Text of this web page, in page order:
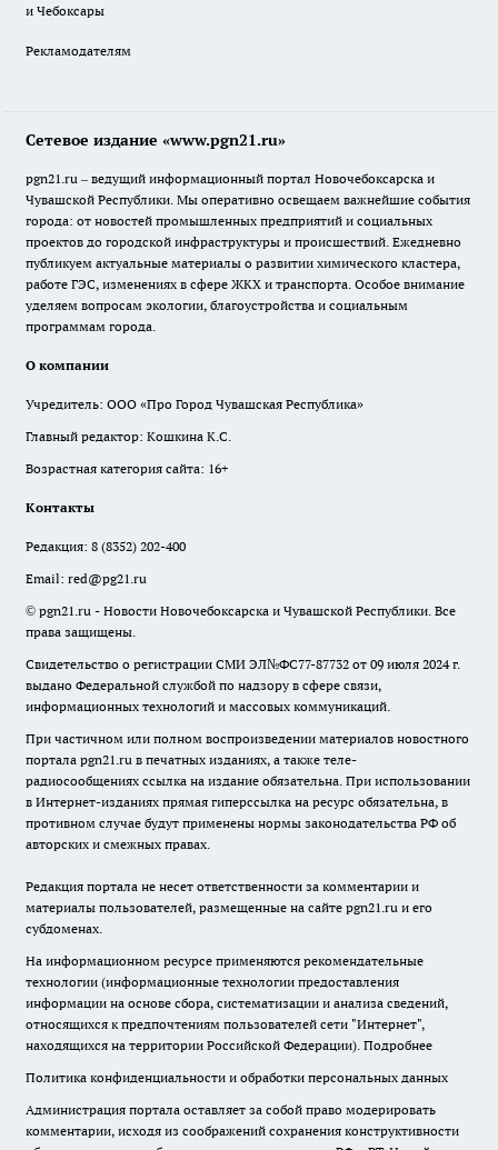
и Чебоксары
Рекламодателям
Сетевое издание «www.pgn21.ru»
pgn21.ru – ведущий информационный портал Новочебоксарска и
Чувашской Республики. Мы оперативно освещаем важнейшие события
города: от новостей промышленных предприятий и социальных
проектов до городской инфраструктуры и происшествий. Ежедневно
публикуем актуальные материалы о развитии химического кластера,
работе ГЭС, изменениях в сфере ЖКХ и транспорта. Особое внимание
уделяем вопросам экологии, благоустройства и социальным
программам города.
О компании
Учредитель: ООО «Про Город Чувашская Республика»
Главный редактор: Кошкина К.С.
Возрастная категория сайта: 16+
Контакты
Редакция: 8 (8352) 202-400
Email: red@pg21.ru
© pgn21.ru - Новости Новочебоксарска и Чувашской Республики. Все
права защищены.
Свидетельство о регистрации СМИ ЭЛ№ФС77-87732 от 09 июля 2024 г.
выдано Федеральной службой по надзору в сфере связи,
информационных технологий и массовых коммуникаций.
При частичном или полном воспроизведении материалов новостного
портала pgn21.ru в печатных изданиях, а также теле-
радиосообщениях ссылка на издание обязательна. При использовании
в Интернет-изданиях прямая гиперссылка на ресурс обязательна, в
противном случае будут применены нормы законодательства РФ об
авторских и смежных правах.
Редакция портала не несет ответственности за комментарии и
материалы пользователей, размещенные на сайте pgn21.ru и его
субдоменах.
На информационном ресурсе применяются рекомендательные
технологии (информационные технологии предоставления
информации на основе сбора, систематизации и анализа сведений,
относящихся к предпочтениям пользователей сети "Интернет",
находящихся на территории Российской Федерации). Подробнее
Политика конфиденциальности и обработки персональных данных
Администрация портала оставляет за собой право модерировать
комментарии, исходя из соображений сохранения конструктивности